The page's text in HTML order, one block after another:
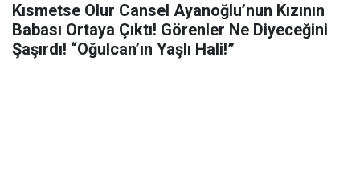
Kısmetse Olur Cansel Ayanoğlu’nun Kızının
Babası Ortaya Çıktı! Görenler Ne Diyeceğini
Şaşırdı! “Oğulcan’ın Yaşlı Hali!”